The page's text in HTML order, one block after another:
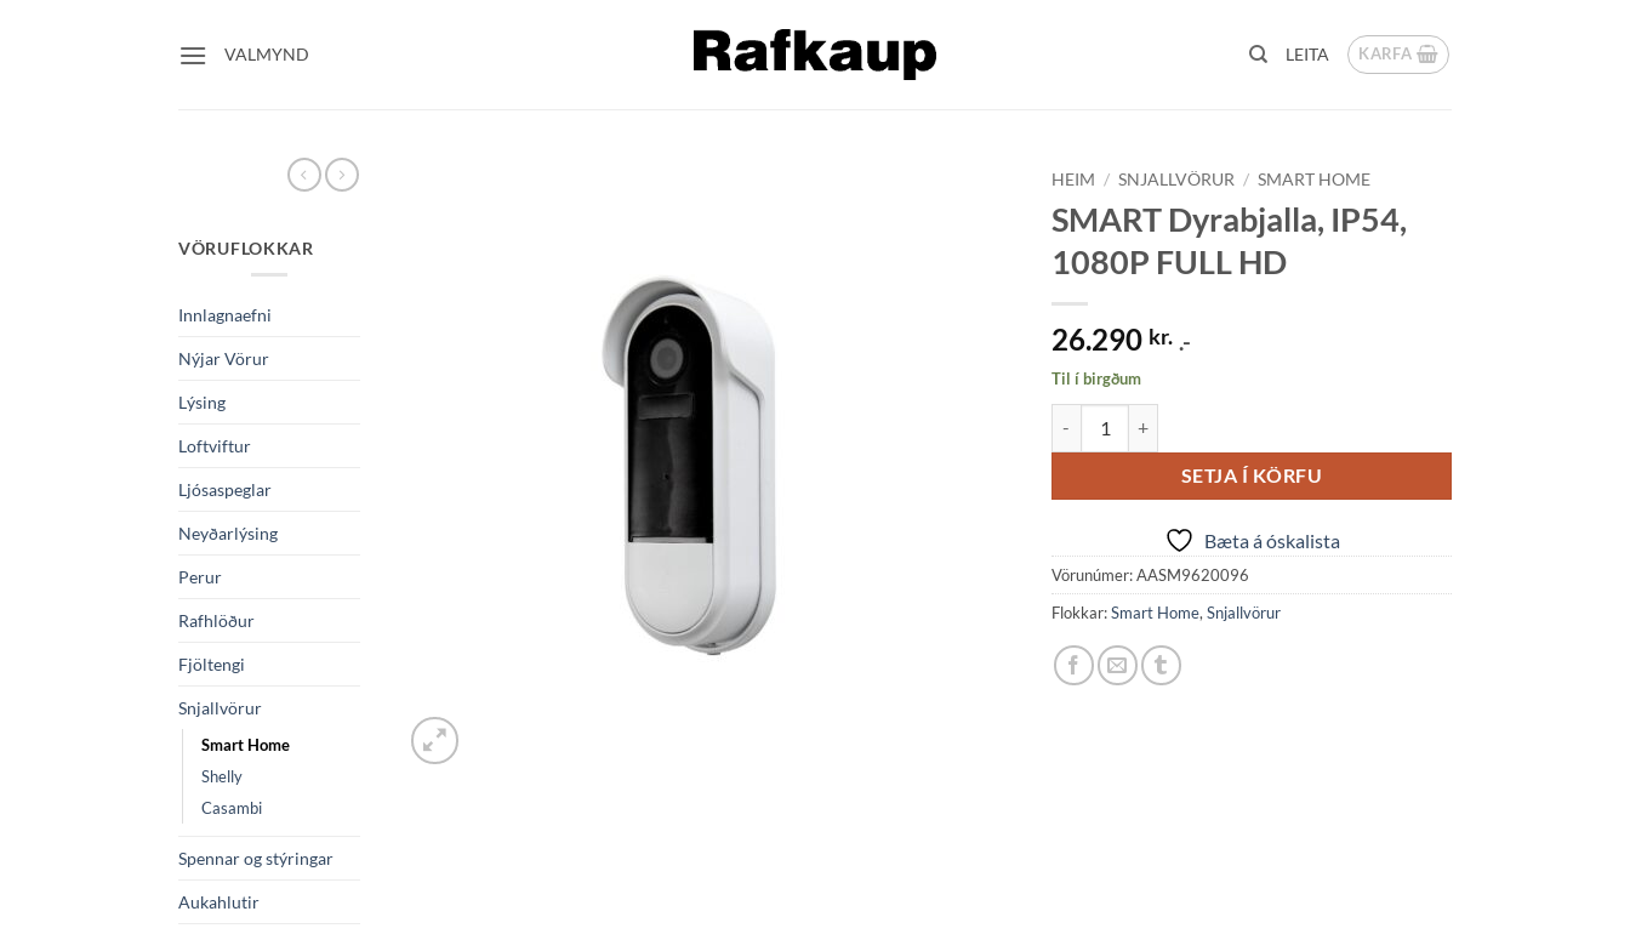
VALMYND LEITA KARFA
VÖRUFLOKKAR
Innlagnaefni
Nýjar Vörur
Lýsing
Loftviftur
Ljósaspeglar
Neyðarlýsing
Perur
Rafhlöður
Fjöltengi
Snjallvörur
Smart Home
Shelly
Casambi
Spennar og stýringar
Aukahlutir
HEIM / SNJALLVÖRUR / SMART HOME
SMART Dyrabjalla, IP54,
1080P FULL HD
26.290 kr. .-
Til í birgðum
SETJA Í KÖRFU
Bæta á óskalista
Vörunúmer:AASM9620096
Flokkar:Smart Home, Snjallvörur